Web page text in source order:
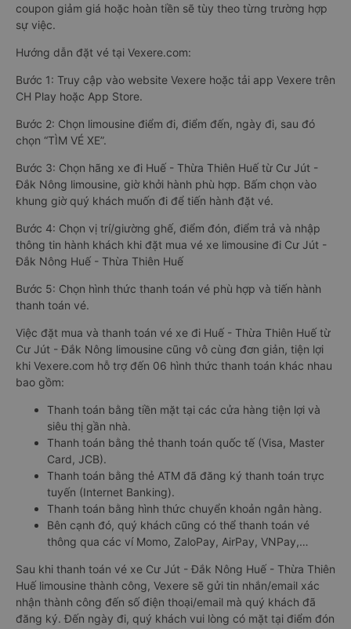
coupon giảm giá hoặc hoàn tiền sẽ tùy theo từng trường hợp
sự việc.
Hướng dẫn đặt vé tại Vexere.com:
Bước 1: Truy cập vào website Vexere hoặc tải app Vexere trên
CH Play hoặc App Store.
Bước 2: Chọn limousine điểm đi, điểm đến, ngày đi, sau đó
chọn “TÌM VÉ XE”.
Bước 3: Chọn hãng xe đi Huế - Thừa Thiên Huế từ Cư Jút -
Đắk Nông limousine, giờ khởi hành phù hợp. Bấm chọn vào
khung giờ quý khách muốn đi để tiến hành đặt vé.
Bước 4: Chọn vị trí/giường ghế, điểm đón, điểm trả và nhập
thông tin hành khách khi đặt mua vé xe limousine đi Cư Jút -
Đắk Nông Huế - Thừa Thiên Huế
Bước 5: Chọn hình thức thanh toán vé phù hợp và tiến hành
thanh toán vé.
Việc đặt mua và thanh toán vé xe đi Huế - Thừa Thiên Huế từ
Cư Jút - Đắk Nông limousine cũng vô cùng đơn giản, tiện lợi
khi Vexere.com hỗ trợ đến 06 hình thức thanh toán khác nhau
bao gồm:
Thanh toán bằng tiền mặt tại các cửa hàng tiện lợi và
siêu thị gần nhà.
Thanh toán bằng thẻ thanh toán quốc tế (Visa, Master
Card, JCB).
Thanh toán bằng thẻ ATM đã đăng ký thanh toán trực
tuyến (Internet Banking).
Thanh toán bằng hình thức chuyển khoản ngân hàng.
Bên cạnh đó, quý khách cũng có thể thanh toán vé
thông qua các ví Momo, ZaloPay, AirPay, VNPay,…
Sau khi thanh toán vé xe Cư Jút - Đắk Nông Huế - Thừa Thiên
Huế limousine thành công, Vexere sẽ gửi tin nhắn/email xác
nhận thành công đến số điện thoại/email mà quý khách đã
đăng ký. Đến ngày đi, quý khách vui lòng có mặt tại điểm đón